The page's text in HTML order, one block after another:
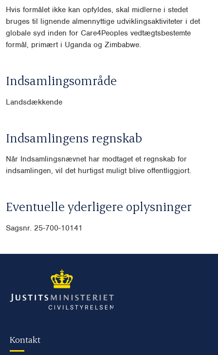
Hvis formålet ikke kan opfyldes, skal midlerne i stedet
bruges til lignende almennyttige udviklingsaktiviteter i det
globale syd inden for Care4Peoples vedtægtsbestemte
formål, primært i Uganda og Zimbabwe.
Indsamlingsområde
Landsdækkende
Indsamlingens regnskab
Når Indsamlingsnævnet har modtaget et regnskab for
indsamlingen, vil det hurtigst muligt blive offentliggjort.
Eventuelle yderligere oplysninger
Sagsnr. 25-700-10141
Kontakt